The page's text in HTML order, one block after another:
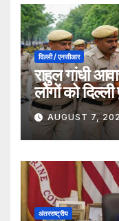
दिल्ली / एनसीआर
राहुल गांधी
लोगों को
सुरक्षा व्यवस्था
AUGUST 7,
अंतरराष्ट्रीय